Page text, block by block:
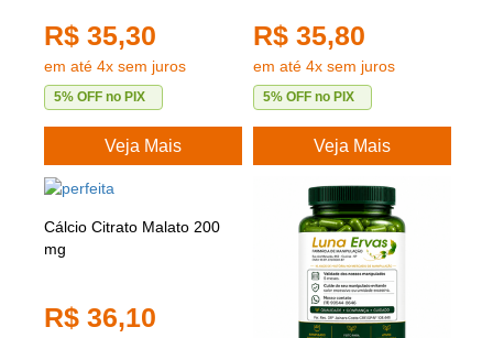
R$ 35,30
em até 4x sem juros
5% OFF no PIX
Veja Mais
R$ 35,80
em até 4x sem juros
5% OFF no PIX
Veja Mais
Cálcio Citrato Malato 200
mg
R$ 36,10